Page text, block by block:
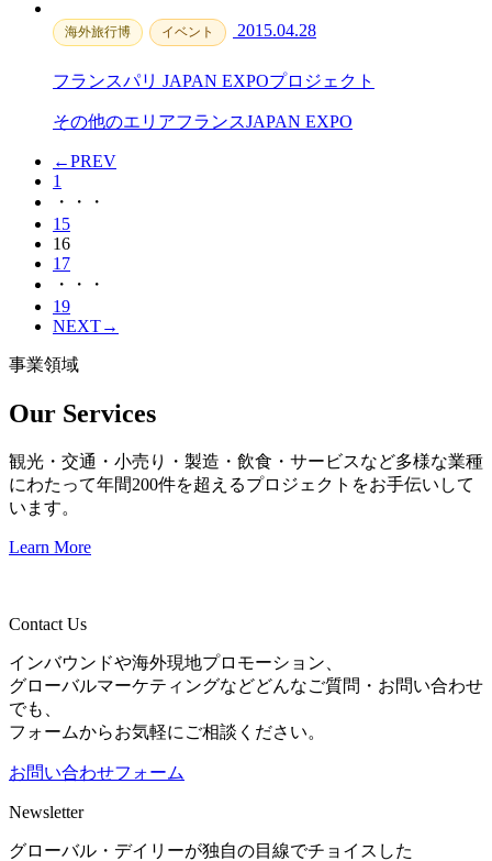
海外旅行博 イベント 2015.04.28
フランスパリ JAPAN EXPOプロジェクト
その他のエリアフランスJAPAN EXPO
←PREV
1
・・・
15
16
17
・・・
19
NEXT→
事業領域
Our Services
観光・交通・小売り・製造・飲食・サービスなど多様な業種
にわたって年間200件を超えるプロジェクトをお手伝いして
います。
Learn More
Contact Us
インバウンドや海外現地プロモーション、
グローバルマーケティングなどどんなご質問・お問い合わせ
でも、
フォームからお気軽にご相談ください。
お問い合わせフォーム
Newsletter
グローバル・デイリーが独自の目線でチョイスした